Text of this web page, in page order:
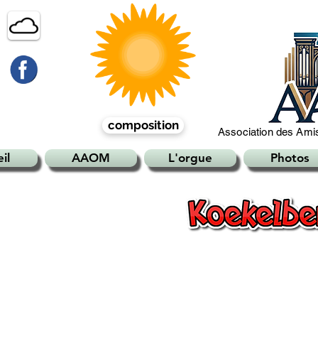
composition Association des
AAOM L'orgue Photos